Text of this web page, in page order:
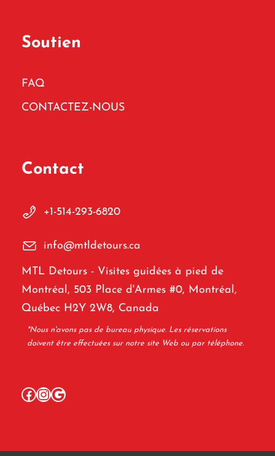
Soutien
FAQ
CONTACTEZ-NOUS
Contact
+1-514-293-6820
info@mtldetours.ca
MTL Detours - Visites guidées à pied de
Montréal, 503 Place d'Armes #0, Montréal,
Québec H2Y 2W8, Canada
*Nous n'avons pas de bureau physique. Les réservations
doivent être effectuées sur notre site Web ou par téléphone.
Facebook InstagramGoogle